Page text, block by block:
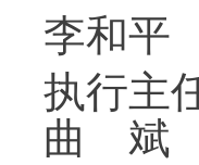
李和平
执行主
曲 斌